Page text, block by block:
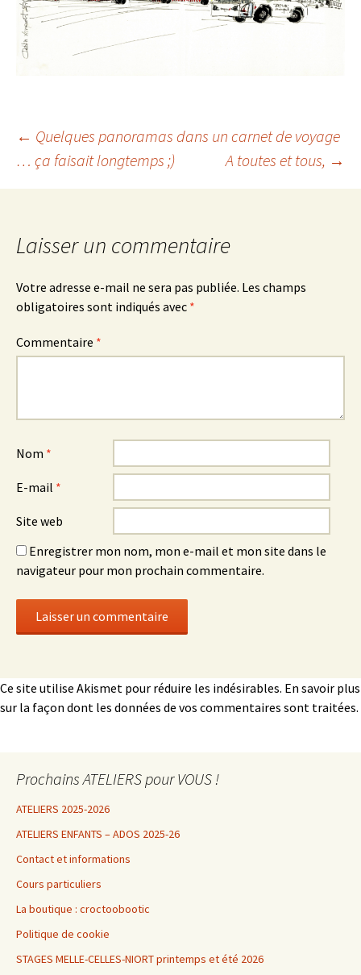
Navigation des
articles
← Quelques panoramas dans un carnet de voyage
… ça faisait longtemps ;)
A toutes et tous, →
Laisser un commentaire
Votre adresse e-mail ne sera pas publiée. Les champs
obligatoires sont indiqués avec *
Commentaire *
Nom *
E-mail *
Site web
Enregistrer mon nom, mon e-mail et mon site dans le
navigateur pour mon prochain commentaire.
Ce site utilise Akismet pour réduire les indésirables. En savoir plus
sur la façon dont les données de vos commentaires sont traitées.
Prochains ATELIERS pour VOUS !
ATELIERS 2025-2026
ATELIERS ENFANTS – ADOS 2025-26
Contact et informations
Cours particuliers
La boutique : croctoobootic
Politique de cookie
STAGES MELLE-CELLES-NIORT printemps et été 2026